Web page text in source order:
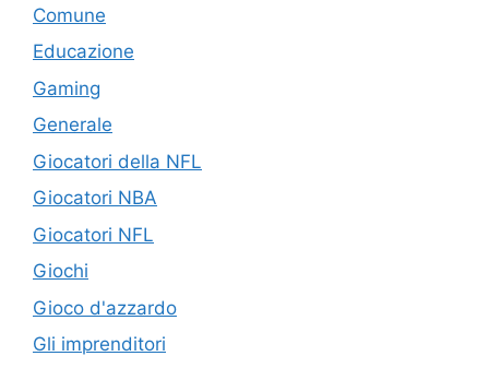
Comune
Educazione
Gaming
Generale
Giocatori della NFL
Giocatori NBA
Giocatori NFL
Giochi
Gioco d'azzardo
Gli imprenditori